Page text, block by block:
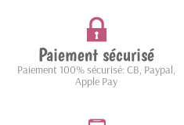
Paiement sécurisé
Paiement 100% sécurisé: CB, Paypal,
Apple Pay